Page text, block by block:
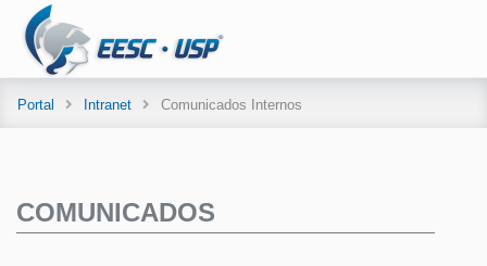
Portal Intranet Comunicados Internos
COMUNICADOS